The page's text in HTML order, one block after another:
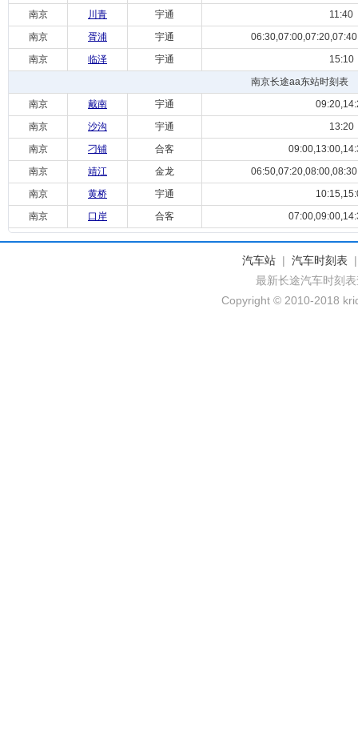
南京
川青 宇通
11:40
南京
胥浦 宇通
南京
临泽 宇通
15:10
南京长途aa东站时刻表
南京
戴南 宇通
南京
沙沟 宇通
13:20
南京
刁铺 合客
南京
靖江 金龙
南京
黄桥 宇通
南京
口岸 合客
汽车站 | 汽车时刻表
最新长途汽车时刻
Copyright © 2010-2018